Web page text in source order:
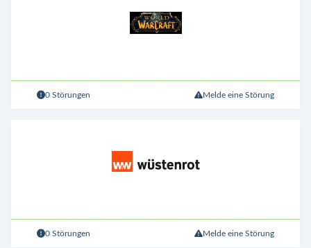
0 Störungen Melde eine Störung
0 Störungen Melde eine Störung